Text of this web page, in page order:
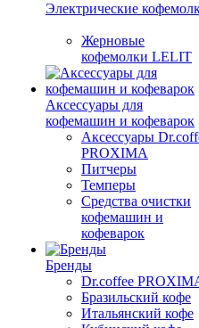
Электрические
Жерновые
кофемолки LELIT
Аксессуары для
кофемашин и кофеварок
Аксессуары
PROXIMA
Питчеры
Темперы
Средства очистки
кофемашин и
кофеварок
Бренды
Dr.coffee
Бразильский кофе
Итальянский кофе